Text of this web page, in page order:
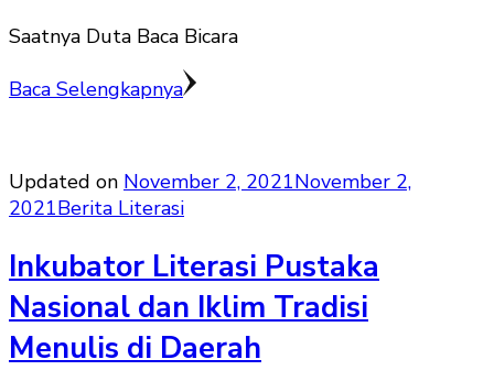
Saatnya Duta Baca Bicara
Baca Selengkapnya
Updated on November 2, 2021November 2,
2021Berita Literasi
Inkubator Literasi Pustaka
Nasional dan Iklim Tradisi
Menulis di Daerah